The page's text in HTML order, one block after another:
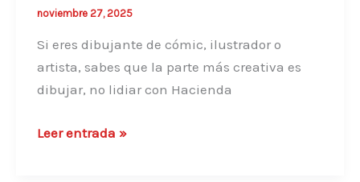
Justo
noviembre 27, 2025
Si eres dibujante de cómic, ilustrador o
artista, sabes que la parte más creativa es
dibujar, no lidiar con Hacienda
Facturar
Leer entrada »